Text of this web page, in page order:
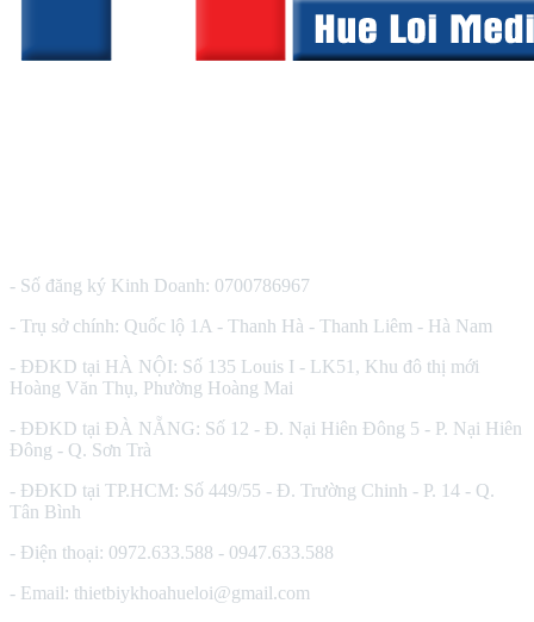
- Số đăng ký Kinh Doanh: 0700786967
- Trụ sở chính: Quốc lộ 1A - Thanh Hà - Thanh Liêm - Hà Nam
- ĐĐKD tại HÀ NỘI: Số 135 Louis I - LK51, Khu đô thị mới
Hoàng Văn Thụ, Phường Hoàng Mai
- ĐĐKD tại ĐÀ NẴNG: Số 12 - Đ. Nại Hiên Đông 5 - P. Nại Hiên
Đông - Q. Sơn Trà
- ĐĐKD tại TP.HCM: Số 449/55 - Đ. Trường Chinh - P. 14 - Q.
Tân Bình
- Điện thoại: 0972.633.588 - 0947.633.588
- Email: thietbiykhoahueloi@gmail.com